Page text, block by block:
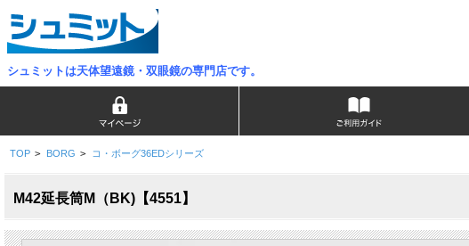
シュミットは天体望遠鏡・双眼鏡の専門店です。
TOP > BORG > コ・ボーグ36EDシリーズ
M42延長筒M（BK)【4551】